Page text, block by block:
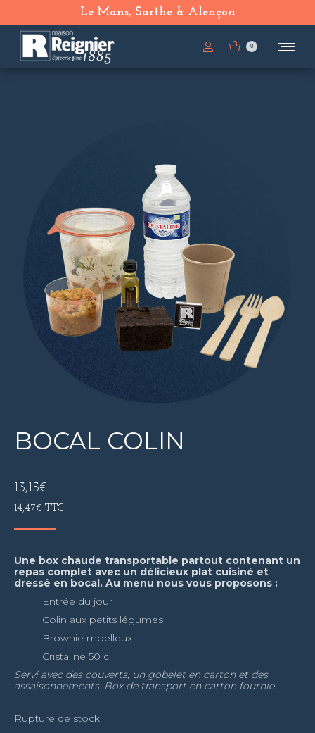
Le Mans, Sarthe & Alençon
0
BOCAL COLIN
13,15€
14,47€ TTC
Une box chaude transportable partout contenant un
repas complet avec un délicieux plat cuisiné et
dressé en bocal. Au menu nous vous proposons :
Entrée du jour
Colin aux petits légumes
Brownie moelleux
Cristaline 50 cl
Servi avec des couverts, un gobelet en carton et des
assaisonnements. Box de transport en carton fournie.
Rupture de stock